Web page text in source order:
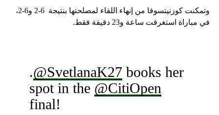
وتمكنت كوزنيتسوفا من إنهاء اللقاء لمصلحتها بنتيجة 6-2 و6-2،
في مباراة استغرقت ساعة و23 دقيقة فقط.
.@SvetlanaK27books her
spot in the @CitiOpen
final!